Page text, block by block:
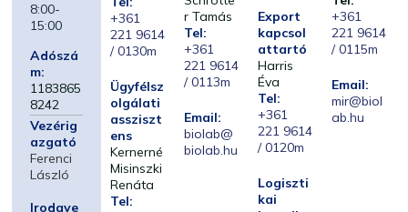
8:00-
15:00
Adószá
m:
1183865
8242
Vezérig
azgató
Ferenci
László
Irodave
+361
221 9614
/ 0130m
Ügyfélsz
olgálati
assziszt
ens
Kernerné
Misinszki
Renáta
Tel:
r Tamás
Tel:
+361
221 9614
/ 0113m
Email:
biolab@
biolab.hu
Export
kapcsol
attartó
Harris
Éva
Tel:
+361
221 9614
/ 0120m
Logiszti
kai
+361
221 9614
/ 0115m
Email:
mir@biol
ab.hu